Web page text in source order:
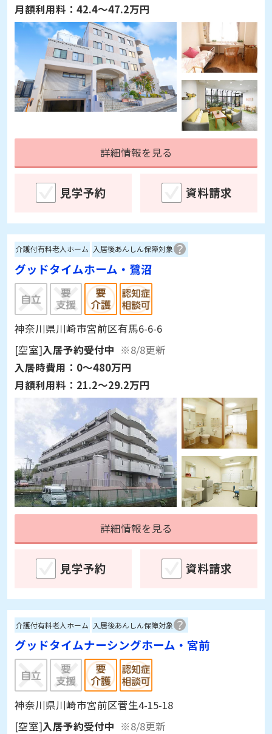
月額利用料： 42.4～47.2万円
詳細情報を見る
見学予約 資料請求
介護付有料老人ホーム 入居後あんしん保障対象
グッドタイムホーム・鷺沼
神奈川県川崎市宮前区有馬6-6-6
[空室]入居予約受付中 ※8/8更新
入居時費用： 0～480万円
月額利用料： 21.2～29.2万円
詳細情報を見る
見学予約 資料請求
介護付有料老人ホーム 入居後あんしん保障対象
グッドタイムナーシングホーム・宮前
神奈川県川崎市宮前区菅生4-15-18
[空室]入居予約受付中 ※8/8更新